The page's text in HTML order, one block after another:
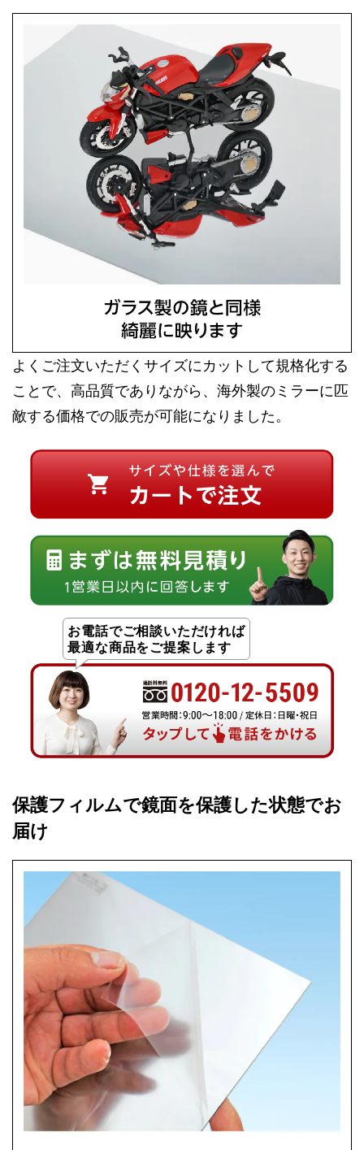
よくご注文いただくサイズにカットして規格化する
ことで、高品質でありながら、海外製のミラーに匹
敵する価格での販売が可能になりました。
お電話でご相談いただければ
最適な商品をご提案します
保護フィルムで鏡面を保護した状態でお
届け